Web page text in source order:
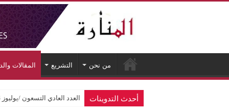
من نحن التشريع المقالات
أحدث التدوينات العدد العادي التسعون /يوليوز 2026